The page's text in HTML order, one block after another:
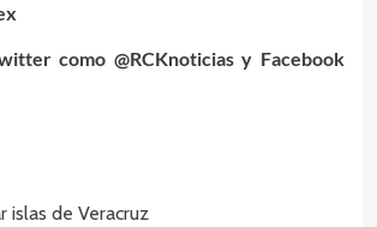
como @RCKnoticias y Facebook
islas de Veracruz